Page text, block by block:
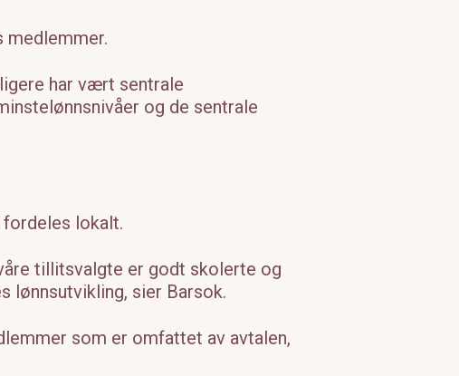
medlemmer.
har vært sentrale
og de sentrale
lokalt.
tillitsvalgte er godt skolerte og
lønnsutvikling, sier Barsok.
som er omfattet av avtalen,